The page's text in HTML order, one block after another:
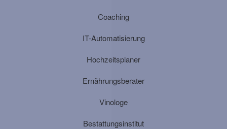
Coaching
IT-Automatisierung
Hochzeitsplaner
Ernährungsberater
Vinologe
Bestattungsinstitut